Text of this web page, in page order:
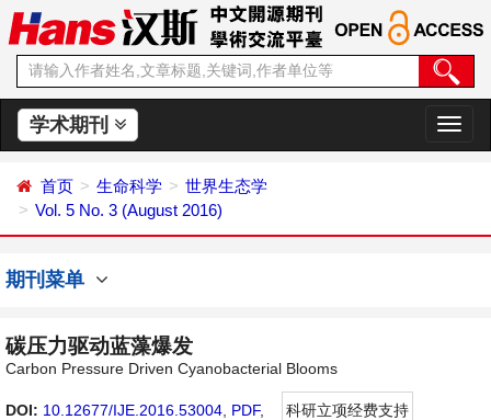
学术期刊
切
换
首页 生命科学
世界生态学
Vol. 5 No. 3 (August 2016)
期刊菜单
碳压力驱动蓝藻爆发
Carbon Pressure Driven Cyanobacterial Blooms
DOI: 10.12677/IJE.2016.53004 PDF,
科研立项经费支持